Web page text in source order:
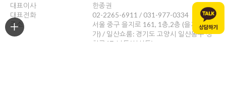
대표이사
한종권
대표전화
02-2265-6911 / 031-977-0334
주소
서울 중구 을지로 161, 1층,2층 (을지로4
가) / 일산쇼룸: 경기도 고양시 일산동구 성
현로47, 나동(성석동)